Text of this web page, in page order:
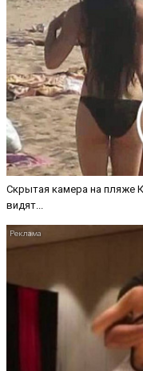
Скрытая камера на пляже
видят...